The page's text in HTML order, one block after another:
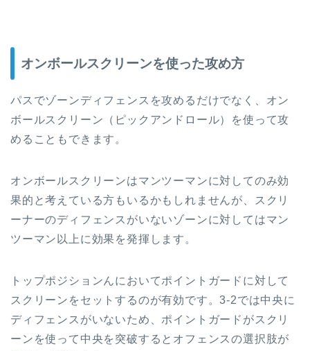
オンボールスクリーンを使った攻め方
パスでゾーンディフェンスを攻めるだけでなく、オン
ボールスクリーン（ピックアンドロール）を使って攻
めることもできます。
オンボールスクリーンはマンツーマンに対してのみ効
果的と考えている方もいるかもしれませんが、スクリ
ーナーのディフェンスがいないゾーンに対してはマン
ツーマン以上に効果を発揮します。
トップポジションんにおいてポイントガードに対して
スクリーンをセットするのが有効です。3-2では中央に
ディフェンスがいないため、ポイントガードがスクリ
ーンを使って中央を突破するとオフェンスの選択肢が